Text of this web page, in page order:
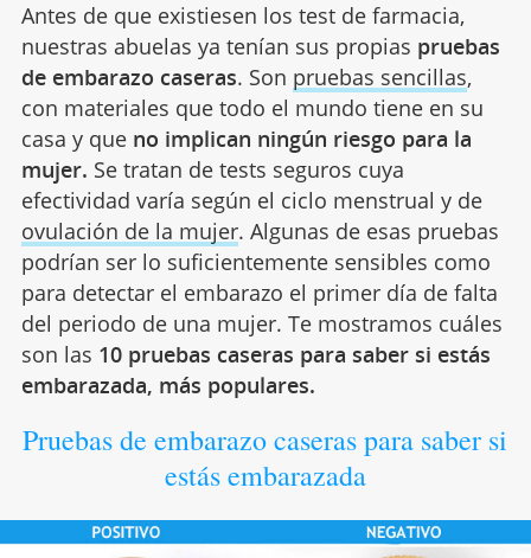
Antes de que existiesen los test de farmacia,
nuestras abuelas ya tenían sus propias pruebas
de embarazo caseras. Son pruebas sencillas,
con materiales que todo el mundo tiene en su
casa y que no implican ningún riesgo para la
mujer. Se tratan de tests seguros cuya
efectividad varía según el ciclo menstrual y de
ovulación de la mujer. Algunas de esas pruebas
podrían ser lo suficientemente sensibles como
para detectar el embarazo el primer día de falta
del periodo de una mujer. Te mostramos cuáles
son las 10 pruebas caseras para saber si estás
embarazada, más populares.
Pruebas de embarazo caseras para saber si
estás embarazada